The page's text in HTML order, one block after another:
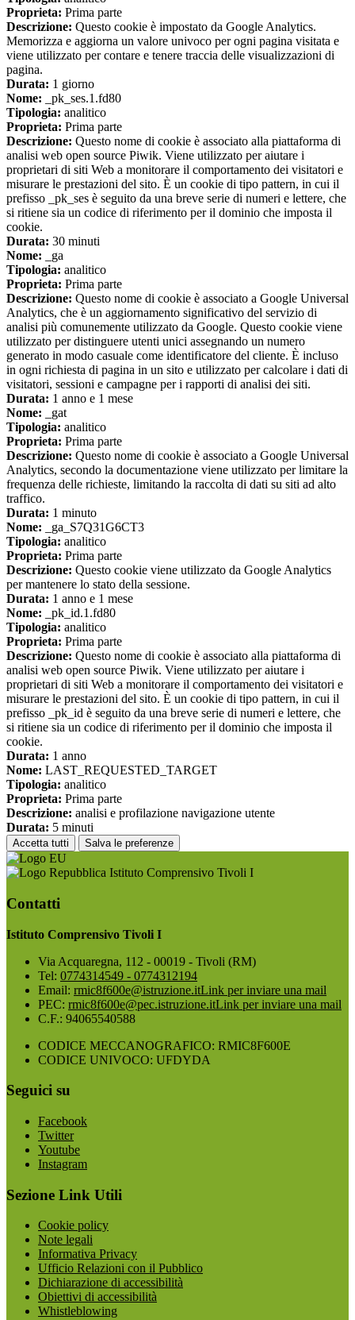
Proprieta: Prima parte
Descrizione: Questo cookie è impostato da Google Analytics.
Memorizza e aggiorna un valore univoco per ogni pagina visitata e
viene utilizzato per contare e tenere traccia delle visualizzazioni di
pagina.
Durata: 1 giorno
Nome: _pk_ses.1.fd80
Tipologia: analitico
Proprieta: Prima parte
Descrizione: Questo nome di cookie è associato alla piattaforma di
analisi web open source Piwik. Viene utilizzato per aiutare i
proprietari di siti Web a monitorare il comportamento dei visitatori e
misurare le prestazioni del sito. È un cookie di tipo pattern, in cui il
prefisso _pk_ses è seguito da una breve serie di numeri e lettere, che
si ritiene sia un codice di riferimento per il dominio che imposta il
cookie.
Durata: 30 minuti
Nome: _ga
Tipologia: analitico
Proprieta: Prima parte
Descrizione: Questo nome di cookie è associato a Google Universal
Analytics, che è un aggiornamento significativo del servizio di
analisi più comunemente utilizzato da Google. Questo cookie viene
utilizzato per distinguere utenti unici assegnando un numero
generato in modo casuale come identificatore del cliente. È incluso
in ogni richiesta di pagina in un sito e utilizzato per calcolare i dati di
visitatori, sessioni e campagne per i rapporti di analisi dei siti.
Durata: 1 anno e 1 mese
Nome: _gat
Tipologia: analitico
Proprieta: Prima parte
Descrizione: Questo nome di cookie è associato a Google Universal
Analytics, secondo la documentazione viene utilizzato per limitare la
frequenza delle richieste, limitando la raccolta di dati su siti ad alto
traffico.
Durata: 1 minuto
Nome: _ga_S7Q31G6CT3
Tipologia: analitico
Proprieta: Prima parte
Descrizione: Questo cookie viene utilizzato da Google Analytics
per mantenere lo stato della sessione.
Durata: 1 anno e 1 mese
Nome: _pk_id.1.fd80
Tipologia: analitico
Proprieta: Prima parte
Descrizione: Questo nome di cookie è associato alla piattaforma di
analisi web open source Piwik. Viene utilizzato per aiutare i
proprietari di siti Web a monitorare il comportamento dei visitatori e
misurare le prestazioni del sito. È un cookie di tipo pattern, in cui il
prefisso _pk_id è seguito da una breve serie di numeri e lettere, che
si ritiene sia un codice di riferimento per il dominio che imposta il
cookie.
Durata: 1 anno
Nome: LAST_REQUESTED_TARGET
Tipologia: analitico
Proprieta: Prima parte
Descrizione: analisi e profilazione navigazione utente
Durata: 5 minuti
Accetta tutti Salva le preferenze
Istituto Comprensivo Tivoli I
Contatti
Istituto Comprensivo Tivoli I
Via Acquaregna, 112 - 00019 - Tivoli (RM)
Tel: 0774314549 - 0774312194
Email: rmic8f600e@istruzione.itLink per inviare una mail
PEC: rmic8f600e@pec.istruzione.itLink per inviare una mail
C.F.: 94065540588
CODICE MECCANOGRAFICO: RMIC8F600E
CODICE UNIVOCO: UFDYDA
Seguici su
Facebook
Twitter
Youtube
Instagram
Sezione Link Utili
Cookie policy
Note legali
Informativa Privacy
Ufficio Relazioni con il Pubblico
Dichiarazione di accessibilità
Obiettivi di accessibilità
Whistleblowing